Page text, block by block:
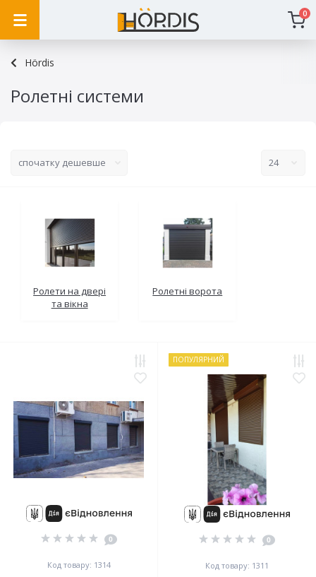
0
Hördis
Ролетні системи
Ролети на двері
та вікна
Ролетні ворота
0
Код товару: 1314
ПОПУЛЯРНИЙ
0
Код товару: 1311